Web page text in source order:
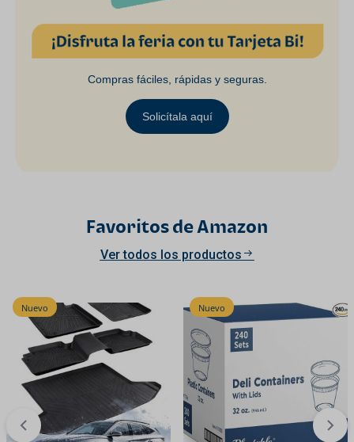
Compras fáciles, rápidas y seguras.
Solicítala aquí
Favoritos de Amazon
Ver todos los productos
Nuevo Nuevo